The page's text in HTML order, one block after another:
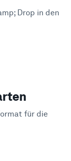
Drop in den
für die